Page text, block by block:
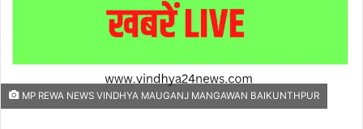
MP REWA NEWS VINDHYA MAUGANJ MANGAWAN BAIKUNTHPUR